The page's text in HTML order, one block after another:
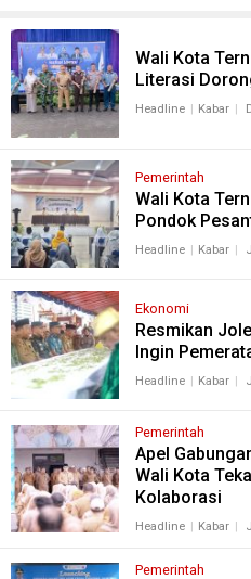
Wali Kota
Literasi
Headline Kabar
Pemerintah
Wali Kota
Pondok
Headline Kabar
Ekonomi
Resmikan
Ingin
Headline Kabar
Pemerintah
Apel
Wali Kota
Kolaborasi
Headline Kabar
Pemerintah